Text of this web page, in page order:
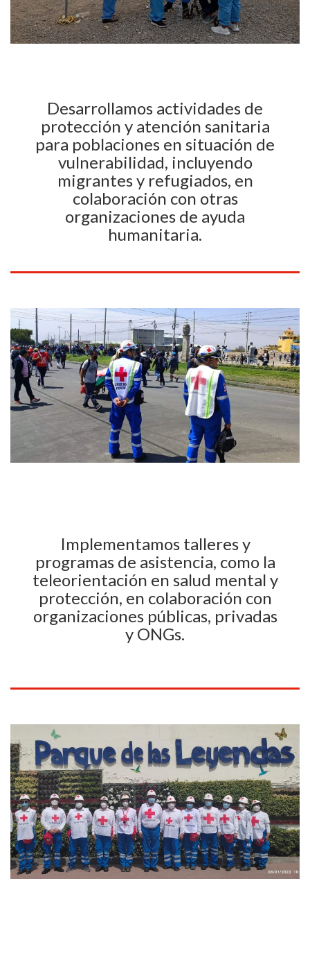
Desarrollamos actividades de
protección y atención sanitaria
para poblaciones en situación de
vulnerabilidad, incluyendo
migrantes y refugiados, en
colaboración con otras
organizaciones de ayuda
humanitaria.
Implementamos talleres y
programas de asistencia, como la
teleorientación en salud mental y
protección, en colaboración con
organizaciones públicas, privadas
y ONGs.